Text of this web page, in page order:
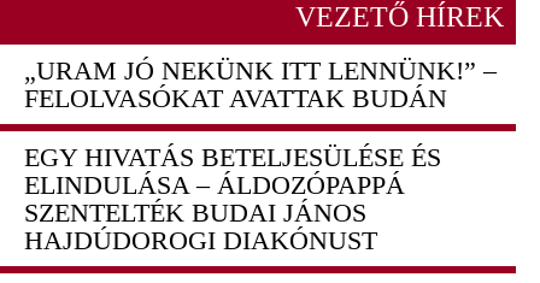
VEZETŐ HÍREK
„URAM JÓ NEKÜNK ITT LENNÜNK!” –
FELOLVASÓKAT AVATTAK BUDÁN
EGY HIVATÁS BETELJESÜLÉSE ÉS
ELINDULÁSA – ÁLDOZÓPAPPÁ
SZENTELTÉK BUDAI JÁNOS
HAJDÚDOROGI DIAKÓNUST